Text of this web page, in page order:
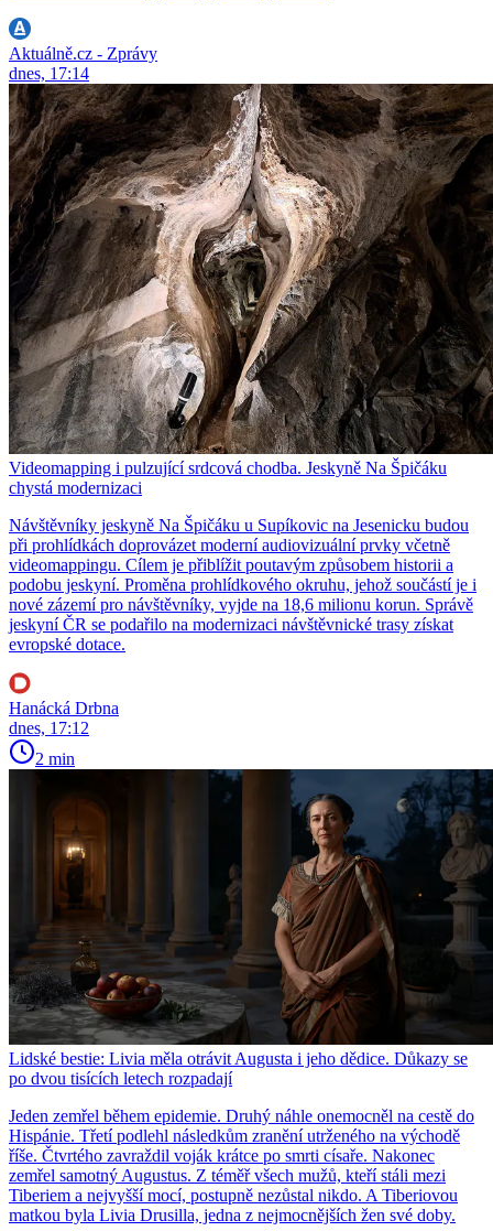
Aktuálně.cz - Zprávy
dnes, 17:14
Videomapping i pulzující srdcová chodba. Jeskyně Na Špičáku
chystá modernizaci
Návštěvníky jeskyně Na Špičáku u Supíkovic na Jesenicku budou
při prohlídkách doprovázet moderní audiovizuální prvky včetně
videomappingu. Cílem je přiblížit poutavým způsobem historii a
podobu jeskyní. Proměna prohlídkového okruhu, jehož součástí je i
nové zázemí pro návštěvníky, vyjde na 18,6 milionu korun. Správě
jeskyní ČR se podařilo na modernizaci návštěvnické trasy získat
evropské dotace.
Hanácká Drbna
dnes, 17:12
2 min
Lidské bestie: Livia měla otrávit Augusta i jeho dědice. Důkazy se
po dvou tisících letech rozpadají
Jeden zemřel během epidemie. Druhý náhle onemocněl na cestě do
Hispánie. Třetí podlehl následkům zranění utrženého na východě
říše. Čtvrtého zavraždil voják krátce po smrti císaře. Nakonec
zemřel samotný Augustus. Z téměř všech mužů, kteří stáli mezi
Tiberiem a nejvyšší mocí, postupně nezůstal nikdo. A Tiberiovou
matkou byla Livia Drusilla, jedna z nejmocnějších žen své doby.